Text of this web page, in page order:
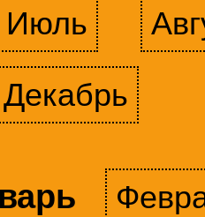
Июль
Декабрь